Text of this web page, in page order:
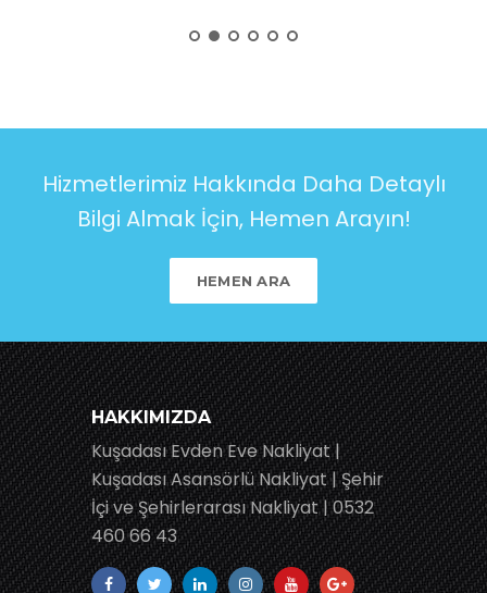
Hizmetlerimiz Hakkında Daha Detaylı
Bilgi Almak İçin, Hemen Arayın!
HEMEN ARA
HAKKIMIZDA
Kuşadası Evden Eve Nakliyat |
Kuşadası Asansörlü Nakliyat | Şehir
İçi ve Şehirlerarası Nakliyat | 0532
460 66 43